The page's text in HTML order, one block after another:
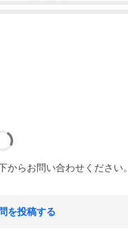
からお問い合わせください。
を投稿する